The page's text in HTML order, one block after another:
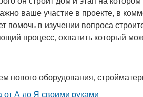
ваше участие в проекте, в
в изучении вопроса
процесс, охватить который
нового оборудования,